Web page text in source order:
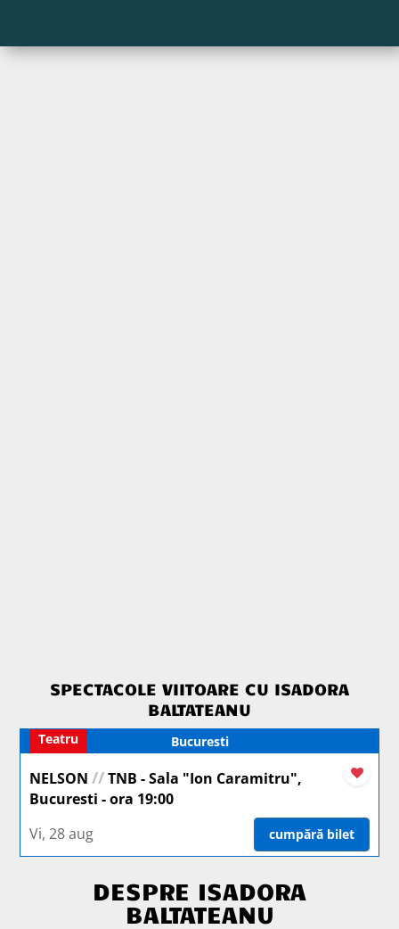
SPECTACOLE VIITOARE CU ISADORA
BALTATEANU
Bucuresti
Teatru
NELSON//TNB - Sala "Ion Caramitru",
Bucuresti - ora 19:00
Vi, 28 aug
cumpără bilet
DESPRE ISADORA
BALTATEANU